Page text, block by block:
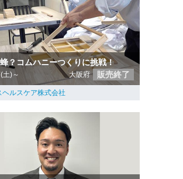
？コムハニーつくりに挑戦！
土)～ 大阪府 販売終了
ヘルスケア株式会社